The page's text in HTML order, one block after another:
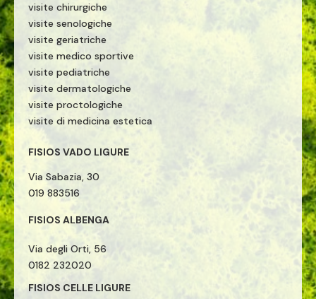
visite chirurgiche
visite senologiche
visite geriatriche
visite medico sportive
visite pediatriche
visite dermatologiche
visite proctologiche
visite di medicina estetica
FISIOS VADO LIGURE
Via Sabazia, 30
019 883516
FISIOS ALBENGA
Via degli Orti, 56
0182 232020
FISIOS CELLE LIGURE